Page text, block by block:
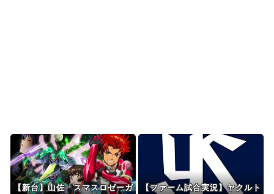
Powered by livedoor 相互RSS
【新台】山佐「スマスロゼーガ
【ファーム試合実況】ヤクルト